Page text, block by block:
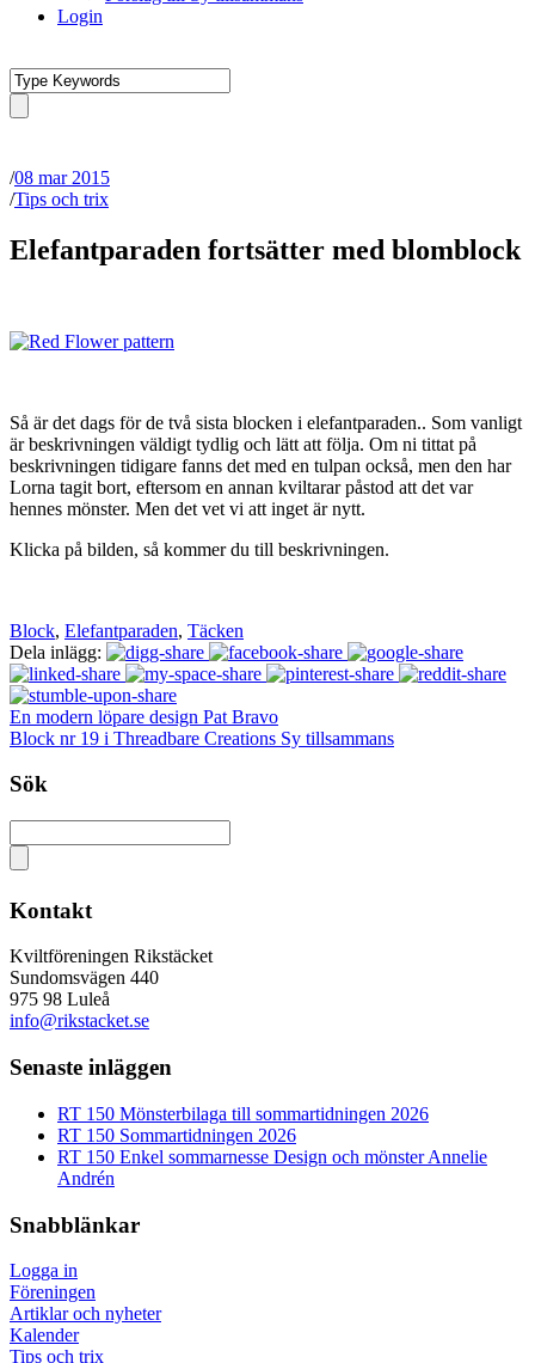
Login
/08 mar 2015
/Tips och trix
Elefantparaden fortsätter med blomblock
Så är det dags för de två sista blocken i elefantparaden.. Som vanligt
är beskrivningen väldigt tydlig och lätt att följa. Om ni tittat på
beskrivningen tidigare fanns det med en tulpan också, men den har
Lorna tagit bort, eftersom en annan kviltarar påstod att det var
hennes mönster. Men det vet vi att inget är nytt.
Klicka på bilden, så kommer du till beskrivningen.
Block, Elefantparaden, Täcken
Dela inlägg:
En modern löpare design Pat Bravo
Block nr 19 i Threadbare Creations Sy tillsammans
Sök
Kontakt
Kviltföreningen Rikstäcket
Sundomsvägen 440
975 98 Luleå
info@rikstacket.se
Senaste inläggen
RT 150 Mönsterbilaga till sommartidningen 2026
RT 150 Sommartidningen 2026
RT 150 Enkel sommarnesse Design och mönster Annelie
Andrén
Snabblänkar
Logga in
Föreningen
Artiklar och nyheter
Kalender
Tips och trix